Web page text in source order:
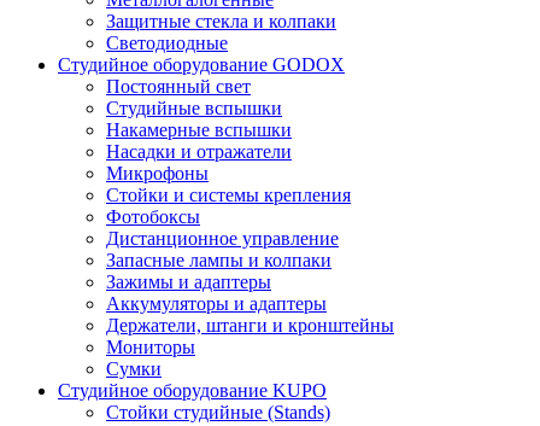
Защитные стекла и колпаки
Светодиодные
Студийное оборудование GODOX
Постоянный свет
Студийные вспышки
Накамерные вспышки
Насадки и отражатели
Микрофоны
Стойки и системы крепления
Фотобоксы
Дистанционное управление
Запасные лампы и колпаки
Зажимы и адаптеры
Аккумуляторы и адаптеры
Держатели, штанги и кронштейны
Мониторы
Сумки
Студийное оборудование KUPO
Стойки студийные (Stands)